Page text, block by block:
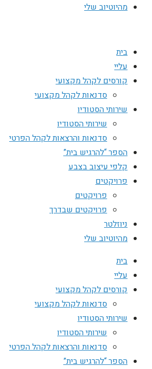
מהיוטיוב שלי
בית
עליי
קורסים לקהל מקצועי
סדנאות לקהל מקצועי
שירותי הסטודיו
שירותי הסטודיו
סדנאות והרצאות לקהל הפרטי
הספר “להרגיש בית”
קלפי עיצוב בצבע
פרויקטים
פרויקטים
פרויקטים שבדרך
ניוזלטר
מהיוטיוב שלי
בית
עליי
קורסים לקהל מקצועי
סדנאות לקהל מקצועי
שירותי הסטודיו
שירותי הסטודיו
סדנאות והרצאות לקהל הפרטי
הספר “להרגיש בית”